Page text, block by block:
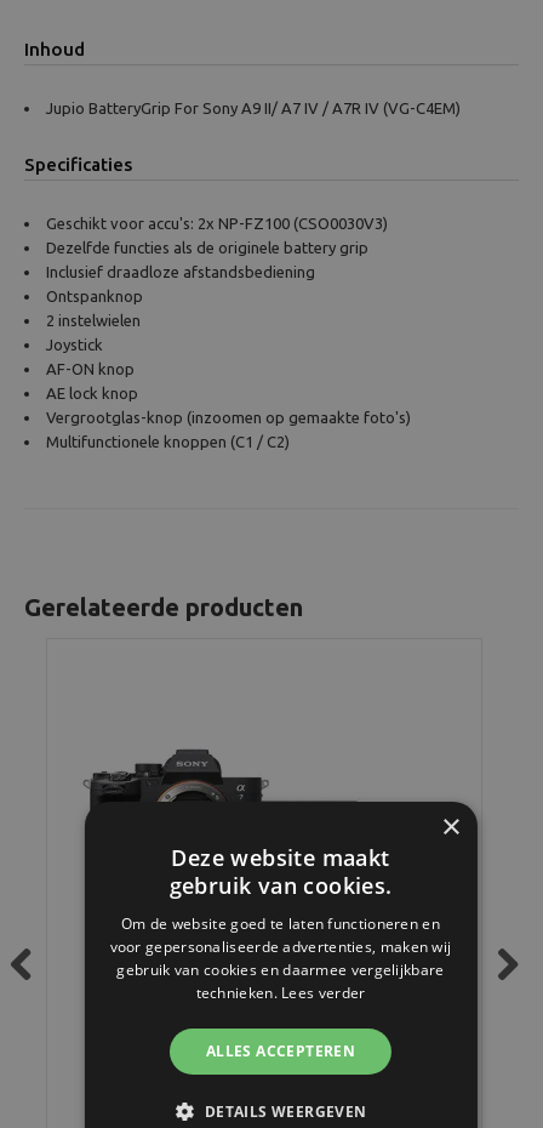
Inhoud
Jupio BatteryGrip For Sony A9 II/ A7 IV / A7R IV (VG-C4EM)
Specificaties
Geschikt voor accu's: 2x NP-FZ100 (CSO0030V3)
Dezelfde functies als de originele battery grip
Inclusief draadloze afstandsbediening
Ontspanknop
2 instelwielen
Joystick
AF-ON knop
AE lock knop
Vergrootglas-knop (inzoomen op gemaakte foto's)
Multifunctionele knoppen (C1 / C2)
Gerelateerde producten
×
Deze website maakt
gebruik van cookies.
Om de website goed te laten functioneren en
voor gepersonaliseerde advertenties, maken wij
gebruik van cookies en daarmee vergelijkbare
technieken. Lees verder
ALLES ACCEPTEREN
DETAILS WEERGEVEN